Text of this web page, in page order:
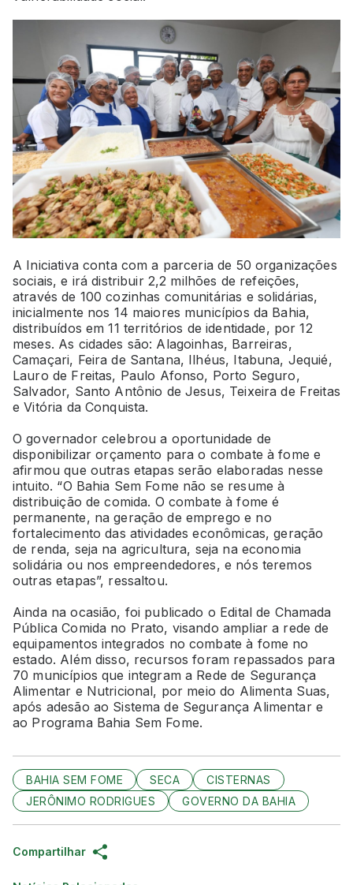
A Iniciativa conta com a parceria de 50 organizações
sociais, e irá distribuir 2,2 milhões de refeições,
através de 100 cozinhas comunitárias e solidárias,
inicialmente nos 14 maiores municípios da Bahia,
distribuídos em 11 territórios de identidade, por 12
meses. As cidades são: Alagoinhas, Barreiras,
Camaçari, Feira de Santana, Ilhéus, Itabuna, Jequié,
Lauro de Freitas, Paulo Afonso, Porto Seguro,
Salvador, Santo Antônio de Jesus, Teixeira de Freitas
e Vitória da Conquista.
O governador celebrou a oportunidade de
disponibilizar orçamento para o combate à fome e
afirmou que outras etapas serão elaboradas nesse
intuito. “O Bahia Sem Fome não se resume à
distribuição de comida. O combate à fome é
permanente, na geração de emprego e no
fortalecimento das atividades econômicas, geração
de renda, seja na agricultura, seja na economia
solidária ou nos empreendedores, e nós teremos
outras etapas”, ressaltou.
Ainda na ocasião, foi publicado o Edital de Chamada
Pública Comida no Prato, visando ampliar a rede de
equipamentos integrados no combate à fome no
estado. Além disso, recursos foram repassados para
70 municípios que integram a Rede de Segurança
Alimentar e Nutricional, por meio do Alimenta Suas,
após adesão ao Sistema de Segurança Alimentar e
ao Programa Bahia Sem Fome.
BAHIA SEM FOME SECA
CISTERNAS
JERÔNIMO RODRIGUES
GOVERNO DA BAHIA
Compartilhar